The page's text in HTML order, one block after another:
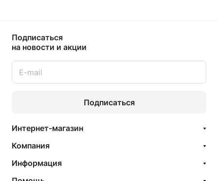
Подписаться
на новости и акции
Подписаться
Интернет-магазин
Компания
Информация